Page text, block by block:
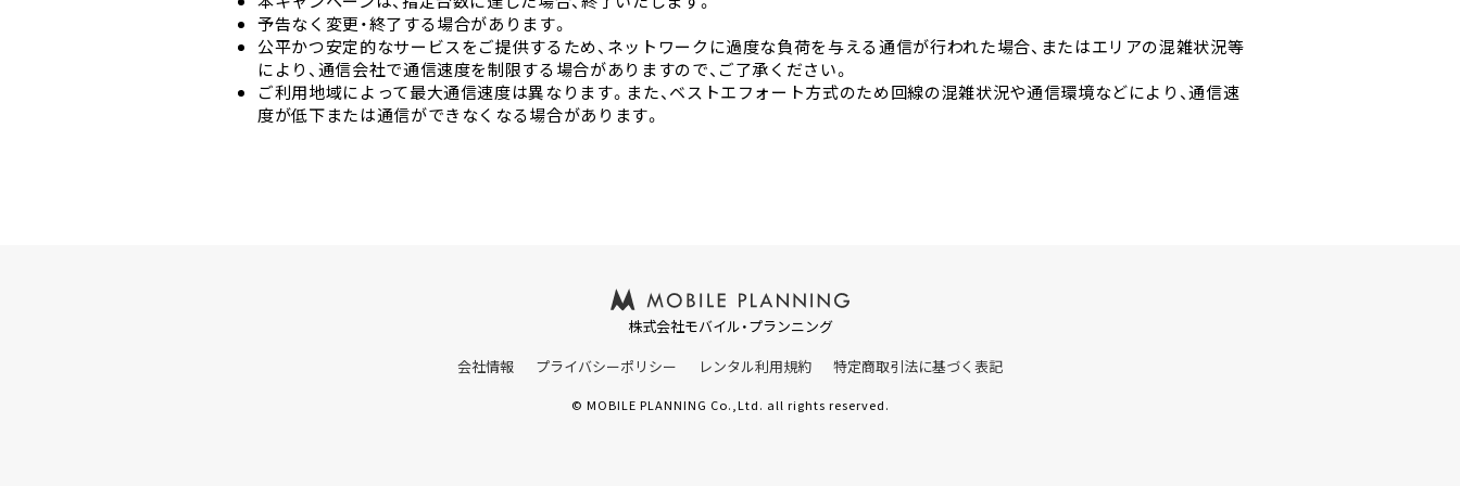
予告なく変更・終了する場合があります。
公平かつ安定的なサービスをご提供するため、ネットワークに過度な負荷を与える通信が行われた場合、またはエリアの混雑状況等
により、通信会社で通信速度を制限する場合がありますので、ご了承ください。
ご利用地域によって最大通信速度は異なります。また、ベストエフォート方式のため回線の混雑状況や通信環境などにより、通信速
度が低下または通信ができなくなる場合があります。
株式会社モバイル・プランニング
会社情報
プライバシーポリシー レンタル利用規約 特定商取引法に基づく表記
© MOBILE PLANNING Co.,Ltd. all rights reserved.